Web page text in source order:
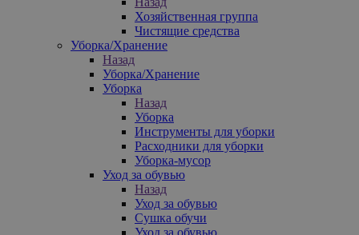
Хозяйственная группа
Чистящие средства
Уборка/Хранение
Назад
Уборка/Хранение
Уборка
Назад
Уборка
Инструменты для уборки
Расходники для уборки
Уборка-мусор
Уход за обувью
Назад
Уход за обувью
Сушка обучи
Уход за обувью